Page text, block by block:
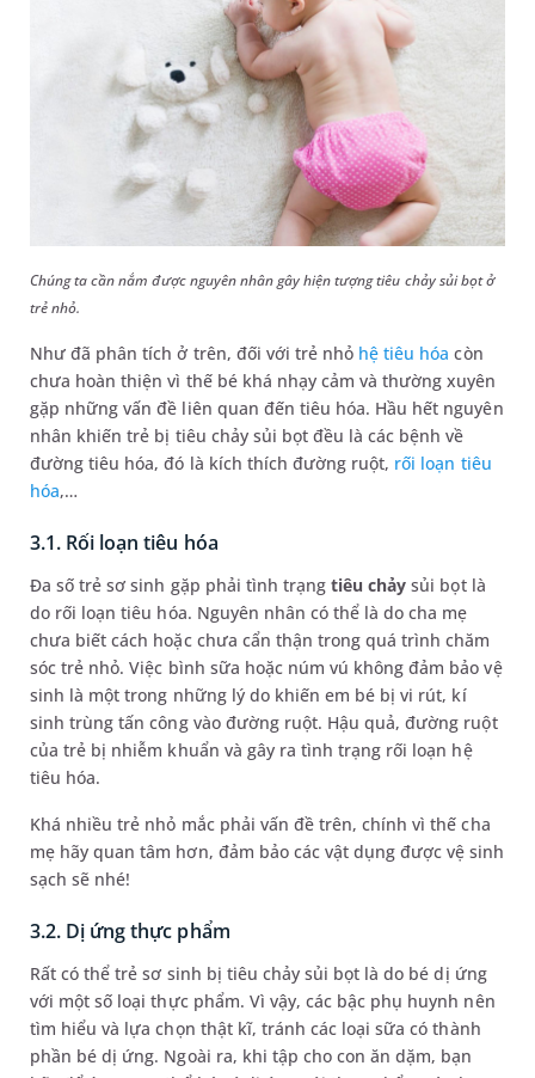
Chúng ta cần nắm được nguyên nhân gây hiện tượng tiêu chảy sủi bọt ở
trẻ nhỏ.
Như đã phân tích ở trên, đối với trẻ nhỏ hệ tiêu hóa còn
chưa hoàn thiện vì thế bé khá nhạy cảm và thường xuyên
gặp những vấn đề liên quan đến tiêu hóa. Hầu hết nguyên
nhân khiến trẻ bị tiêu chảy sủi bọt đều là các bệnh về
đường tiêu hóa, đó là kích thích đường ruột, rối loạn tiêu
hóa,…
3.1. Rối loạn tiêu hóa
Đa số trẻ sơ sinh gặp phải tình trạngtiêu chảysủi bọt là
do rối loạn tiêu hóa. Nguyên nhân có thể là do cha mẹ
chưa biết cách hoặc chưa cẩn thận trong quá trình chăm
sóc trẻ nhỏ. Việc bình sữa hoặc núm vú không đảm bảo vệ
sinh là một trong những lý do khiến em bé bị vi rút, kí
sinh trùng tấn công vào đường ruột. Hậu quả, đường ruột
của trẻ bị nhiễm khuẩn và gây ra tình trạng rối loạn hệ
tiêu hóa.
Khá nhiều trẻ nhỏ mắc phải vấn đề trên, chính vì thế cha
mẹ hãy quan tâm hơn, đảm bảo các vật dụng được vệ sinh
sạch sẽ nhé!
3.2. Dị ứng thực phẩm
Rất có thể trẻ sơ sinh bị tiêu chảy sủi bọt là do bé dị ứng
với một số loại thực phẩm. Vì vậy, các bậc phụ huynh nên
tìm hiểu và lựa chọn thật kĩ, tránh các loại sữa có thành
phần bé dị ứng. Ngoài ra, khi tập cho con ăn dặm, bạn